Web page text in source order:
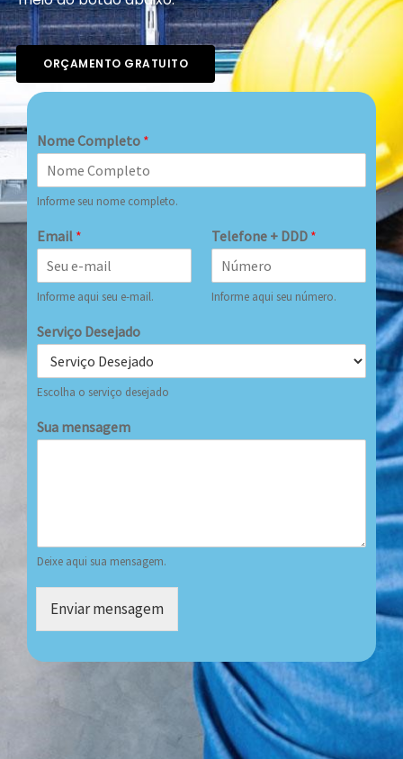
ORÇAMENTO GRATUITO
Nome Completo *
Informe seu nome completo.
Email *
Informe aqui seu e-mail.
Telefone + DDD *
Informe aqui seu número.
Serviço Desejado
Escolha o serviço desejado
Sua mensagem
Deixe aqui sua mensagem.
Enviar mensagem